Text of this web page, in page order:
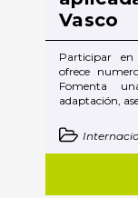
Vasco
Participar en
ofrece
Fomenta
adaptación,